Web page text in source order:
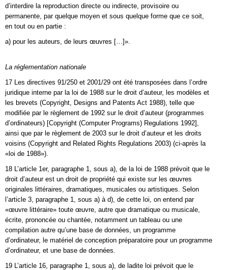
d’interdire la reproduction directe ou indirecte, provisoire ou
permanente, par quelque moyen et sous quelque forme que ce soit,
en tout ou en partie :
a) pour les auteurs, de leurs œuvres […]».
La réglementation nationale
17 Les directives 91/250 et 2001/29 ont été transposées dans l’ordre
juridique interne par la loi de 1988 sur le droit d’auteur, les modèles et
les brevets (Copyright, Designs and Patents Act 1988), telle que
modifiée par le règlement de 1992 sur le droit d’auteur (programmes
d’ordinateurs) [Copyright (Computer Programs) Regulations 1992],
ainsi que par le règlement de 2003 sur le droit d’auteur et les droits
voisins (Copyright and Related Rights Regulations 2003) (ci-après la
«loi de 1988»).
18 L’article 1er, paragraphe 1, sous a), de la loi de 1988 prévoit que le
droit d’auteur est un droit de propriété qui existe sur les œuvres
originales littéraires, dramatiques, musicales ou artistiques. Selon
l’article 3, paragraphe 1, sous a) à d), de cette loi, on entend par
«œuvre littéraire» toute œuvre, autre que dramatique ou musicale,
écrite, prononcée ou chantée, notamment un tableau ou une
compilation autre qu’une base de données, un programme
d’ordinateur, le matériel de conception préparatoire pour un programme
d’ordinateur, et une base de données.
19 L’article 16, paragraphe 1, sous a), de ladite loi prévoit que le